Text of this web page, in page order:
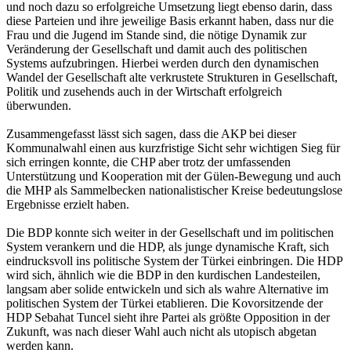
und noch dazu so erfolgreiche Umsetzung liegt ebenso darin, dass
diese Parteien und ihre jeweilige Basis erkannt haben, dass nur die
Frau und die Jugend im Stande sind, die nötige Dynamik zur
Veränderung der Gesellschaft und damit auch des politischen
Systems aufzubringen. Hierbei werden durch den dynamischen
Wandel der Gesellschaft alte verkrustete Strukturen in Gesellschaft,
Politik und zusehends auch in der Wirtschaft erfolgreich
überwunden.
Zusammengefasst lässt sich sagen, dass die AKP bei dieser
Kommunalwahl einen aus kurzfristige Sicht sehr wichtigen Sieg für
sich erringen konnte, die CHP aber trotz der umfassenden
Unterstützung und Kooperation mit der Gülen-Bewegung und auch
die MHP als Sammelbecken nationalistischer Kreise bedeutungslose
Ergebnisse erzielt haben.
Die BDP konnte sich weiter in der Gesellschaft und im politischen
System verankern und die HDP, als junge dynamische Kraft, sich
eindrucksvoll ins politische System der Türkei einbringen. Die HDP
wird sich, ähnlich wie die BDP in den kurdischen Landesteilen,
langsam aber solide entwickeln und sich als wahre Alternative im
politischen System der Türkei etablieren. Die Kovorsitzende der
HDP Sebahat Tuncel sieht ihre Partei als größte Opposition in der
Zukunft, was nach dieser Wahl auch nicht als utopisch abgetan
werden kann.